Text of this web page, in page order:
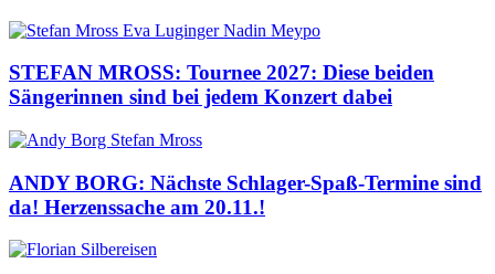
STEFAN MROSS: Tournee 2027: Diese beiden
Sängerinnen sind bei jedem Konzert dabei
ANDY BORG: Nächste Schlager-Spaß-Termine sind
da! Herzenssache am 20.11.!